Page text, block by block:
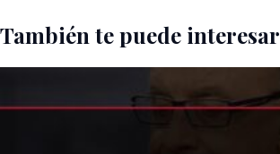
También te puede interesar